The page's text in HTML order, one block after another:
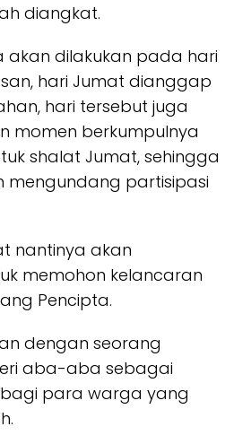
diangkat.
akan dilakukan pada hari
hari Jumat dianggap
hari tersebut juga
momen berkumpulnya
shalat Jumat, sehingga
partisipasi
nantinya akan
memohon kelancaran
Pencipta.
dengan seorang
aba-aba sebagai
para warga yang